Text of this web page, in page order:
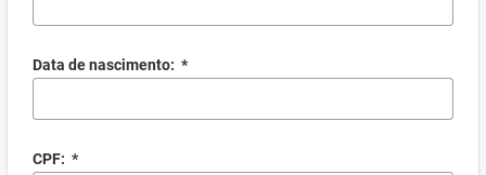
Data de nascimento: *
CPF: *